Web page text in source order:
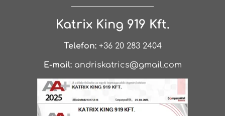
Katrix King 919 Kft.
Telefon:+36 20 283 2404
E-mail: andriskatrics@gmail.com